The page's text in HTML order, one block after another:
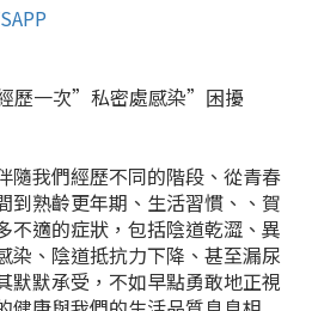
歷一次”私密處感染”困擾
我們經歷不同的階段、從青春
到熟齡更年期、生活習慣、、賀
不適的症狀，包括陰道乾澀、異
染、陰道抵抗力下降、甚至漏尿
默默承受，不如早點勇敢地正視